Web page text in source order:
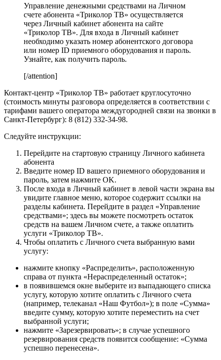
Управление денежными средствами на Личном
счете абонента «Триколор ТВ» осуществляется
через Личный кабинет абонента на сайте
«Триколор ТВ». Для входа в Личный кабинет
необходимо указать номер абонентского договора
или номер ID приемного оборудования и пароль.
Узнайте, как получить пароль.
[/attention]
Контакт-центр «Триколор ТВ» работает круглосуточно
(стоимость минуты разговора определяется в соответствии с
тарифами вашего оператора междугородней связи на звонки в
Санкт-Петербург): 8 (812) 332-34-98.
Следуйте инструкции:
Перейдите на стартовую страницу Личного кабинета
абонента
Введите номер ID вашего приемного оборудования и
пароль, затем нажмите OK.
После входа в Личный кабинет в левой части экрана вы
увидите главное меню, которое содержит ссылки на
разделы кабинета. Перейдите в раздел «Управление
средствами»; здесь вы можете посмотреть остаток
средств на вашем Личном счете, а также оплатить
услуги «Триколор ТВ».
Чтобы оплатить с Личного счета выбранную вами
услугу:
нажмите кнопку «Распределить», расположенную
справа от пункта «Нераспределенный остаток»;
в появившемся окне выберите из выпадающего списка
услугу, которую хотите оплатить с Личного счета
(например, телеканал «Наш Футбол»); в поле «Сумма»
введите сумму, которую хотите переместить на счет
выбранной услуги;
нажмите «Зарезервировать»; в случае успешного
резервирования средств появится сообщение: «Сумма
успешно перенесена».